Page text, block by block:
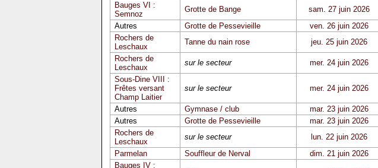
Bauges VI :
Semnoz
Grotte de Bange sam. 27 juin 2026
Autres
Grotte de Pessevieille ven. 26 juin 2026
Rochers de
Leschaux
Tanne du nain rose jeu. 25 juin 2026
Rochers de
Leschaux
sur le secteur mer. 24 juin 2026
Sous-Dine VIII :
Frêtes versant
Champ Laitier
sur le secteur mer. 24 juin 2026
Autres Gymnase / club mar. 23 juin 2026
Autres
Grotte de Pessevieille mar. 23 juin 2026
Rochers de
Leschaux
sur le secteur lun. 22 juin 2026
Parmelan
Souffleur de Nerval dim. 21 juin 2026
Bauges IV :